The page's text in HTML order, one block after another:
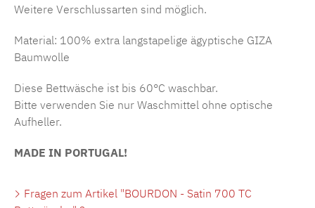
Weitere Verschlussarten sind möglich.
Material: 100% extra langstapelige ägyptische GIZA
Baumwolle
Diese Bettwäsche ist bis 60°C waschbar.
Bitte verwenden Sie nur Waschmittel ohne optische
Aufheller.
MADE IN PORTUGAL!
Fragen zum Artikel "BOURDON - Satin 700 TC